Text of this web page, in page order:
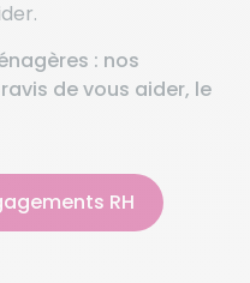
: nos
de vous aider, le
RH